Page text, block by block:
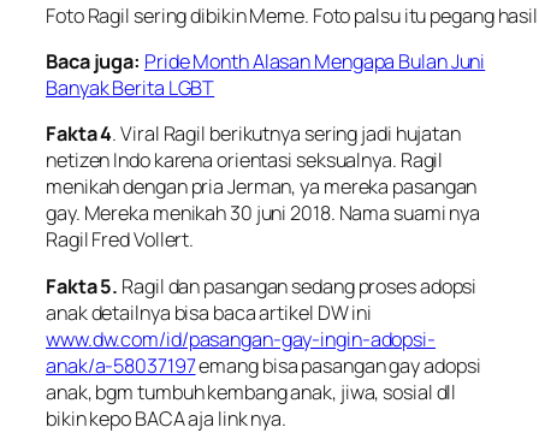
Foto Ragil sering dibikin Meme. Foto palsu itu pegang
Baca juga: Pride Month Alasan Mengapa Bulan Juni
Banyak Berita LGBT
Fakta 4. Viral Ragil berikutnya sering jadi hujatan
netizen Indo karena orientasi seksualnya. Ragil
menikah dengan pria Jerman, ya mereka pasangan
gay. Mereka menikah 30 juni 2018. Nama suami nya
Ragil Fred Vollert.
Fakta 5. Ragil dan pasangan sedang proses adopsi
anak detailnya bisa baca artikel DW ini
www.dw.com/id/pasangan-gay-ingin-adopsi-
anak/a-58037197emang bisa pasangan gay adopsi
anak, bgm tumbuh kembang anak, jiwa, sosial dll
bikin kepo BACA aja link nya.